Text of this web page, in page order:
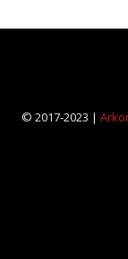
© 2017-2023 |